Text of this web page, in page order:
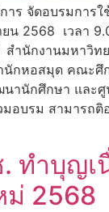
าร จัดอบรมการ
ยน 2568 เวลา
สำนักงานมหาวิ
นักหอสมุด คณะศึ
นานักศึกษา และ
อบรม สามารถติ
ทำบุญเ
ม่ 2568